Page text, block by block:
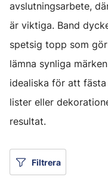
avslutningsarbete,
är viktiga. Band
spetsig topp som
lämna synliga
idealiska för att
lister eller
resultat.
Filtrera